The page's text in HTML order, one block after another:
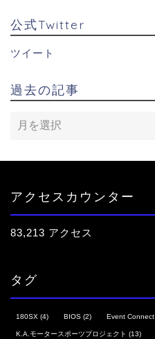
公式Twitter
ツイート
過去の記事
アクセスカウンター
83,213 アクセス
タグ
180SX (4) BIOS (2) Event Connect
K.A.モータースポーツプロジェクト (13)